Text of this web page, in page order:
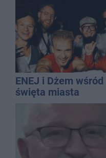
ENEJ i Dżem
święta miasta